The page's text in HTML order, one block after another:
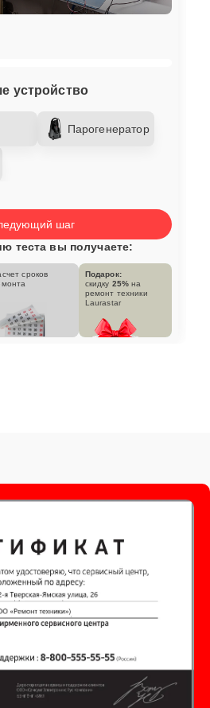
устройство
Парогенератор
шаг
теста вы получаете:
сроков
Подарок:
скидку 25% на
ремонт техники
Laurastar